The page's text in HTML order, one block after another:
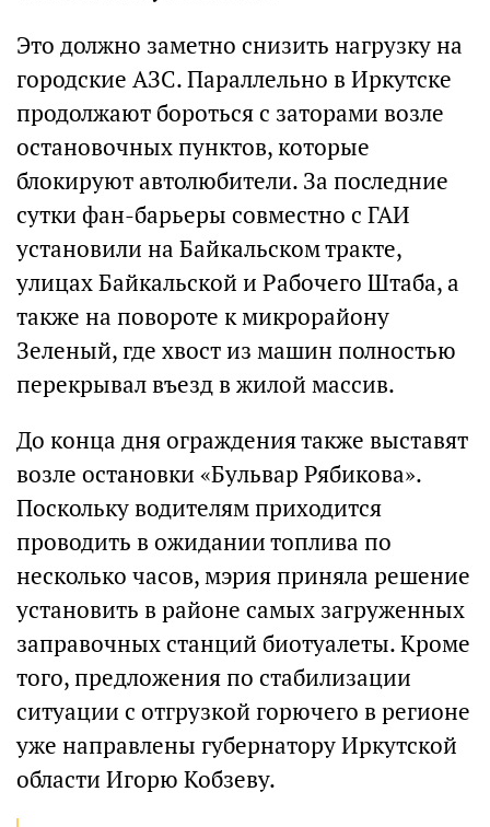
Это должно заметно снизить нагрузку на
городские АЗС. Параллельно в Иркутске
продолжают бороться с заторами возле
остановочных пунктов, которые
блокируют автолюбители. За последние
сутки фан-барьеры совместно с ГАИ
установили на Байкальском тракте,
улицах Байкальской и Рабочего Штаба, а
также на повороте к микрорайону
Зеленый, где хвост из машин полностью
перекрывал въезд в жилой массив.
До конца дня ограждения также выставят
возле остановки «Бульвар Рябикова».
Поскольку водителям приходится
проводить в ожидании топлива по
несколько часов, мэрия приняла решение
установить в районе самых загруженных
заправочных станций биотуалеты. Кроме
того, предложения по стабилизации
ситуации с отгрузкой горючего в регионе
уже направлены губернатору Иркутской
области Игорю Кобзеву.